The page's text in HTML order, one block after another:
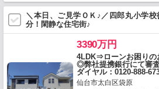
＼本日、ご見学ＯＫ♪／四郎丸小学
分！閑静な住宅街♪
3390万円
4LDK⇒ローンお困りの
◎弊社提携銀行にて審
ダイヤル：0120-888-
仙台市太白区袋原